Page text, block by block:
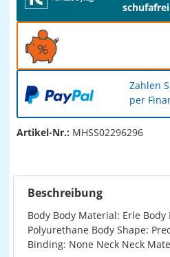
Zahlen
per
Artikel-Nr.: MHSS02296296
Beschreibung
Body Body Material: Erle Body
Polyurethane Body Shape:
Binding: None Neck Neck